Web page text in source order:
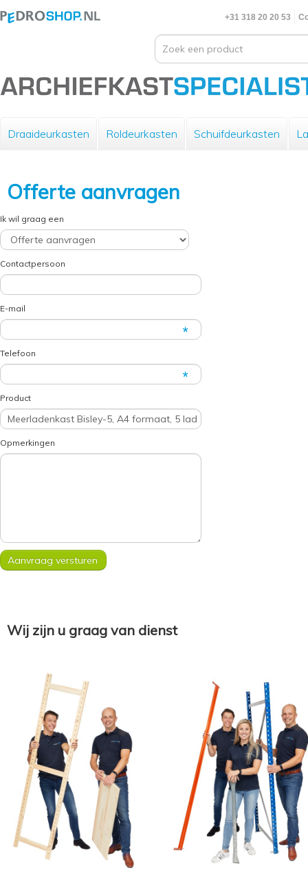
+31 318 20 20 53
Draaideurkasten Roldeurkasten Schuifdeurkasten
Offerte aanvragen
Ik wil graag een
Contactpersoon
E-mail
Telefoon
Product
Opmerkingen
Wij zijn u graag van dienst